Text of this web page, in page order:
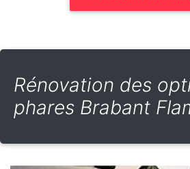
Rénovation des
phares Brabant